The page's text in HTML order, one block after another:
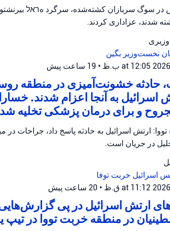
در سوگ سربازان کشته‌شده، سرگرد هראל
شدند، عزاداری کردند.
نخست‌وزیر بگین
• 19 ساعت پیش
خشونت‌آمیزی در منطقه
اسرائیل به آنجا اعزام شدند.
و برای درمان پزشکی تخلیه
ارتش اسرائیل به حادثه پاسخ داد، جراحات
در جریان است.
اسرائیل خربت توفا
• 20 ساعت پیش
ارتش اسرائیل در پی
در منطقه خربت تووا در تیپ